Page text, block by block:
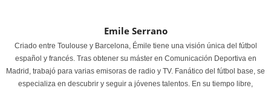
Emile Serrano
Criado entre Toulouse y Barcelona, Émile tiene una visión única del fútbol
español y francés. Tras obtener su máster en Comunicación Deportiva en
Madrid, trabajó para varias emisoras de radio y TV. Fanático del fútbol base, se
especializa en descubrir y seguir a jóvenes talentos. En su tiempo libre,